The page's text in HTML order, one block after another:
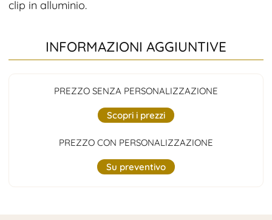
clip in alluminio.
INFORMAZIONI AGGIUNTIVE
PREZZO SENZA PERSONALIZZAZIONE
Scopri i prezzi
PREZZO CON PERSONALIZZAZIONE
Su preventivo